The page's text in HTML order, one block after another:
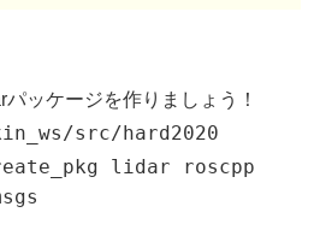
ッケージを作りましょう！
src/hard2020
lidar roscpp